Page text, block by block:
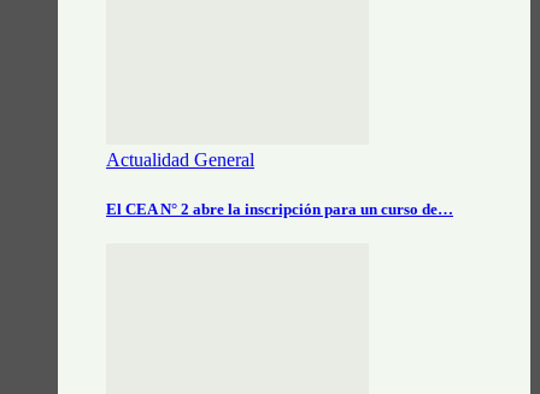
Actualidad General
El CEA N° 2 abre la inscripción para un curso de…